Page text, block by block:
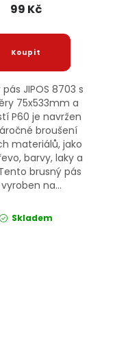
99 Kč
JIPOS 8703 s
75x533mm a
P60 je navržen
broušení
materiálů, jako
barvy, laky a
brusný pás
na...
Skladem